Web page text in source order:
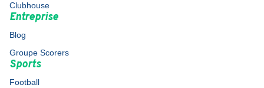
Clubhouse
Entreprise
Blog
Groupe Scorers
Sports
Football